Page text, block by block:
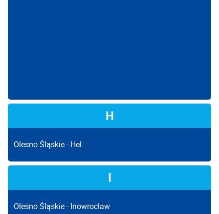
H
Olesno Śląskie - Hel
I
Olesno Śląskie - Inowrocław